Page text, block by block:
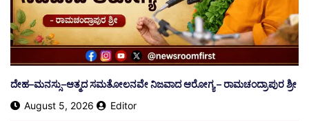
ದೇಹ–ಮನಸ್ಸು–ಆತ್ಮದ ಸಮತೋಲನವೇ ನಿಜವಾದ ಆರೋಗ್ಯ – ರಾಮಚಂದ್ರಾಪುರ ಶ್ರೀ
August 5, 2026
Editor